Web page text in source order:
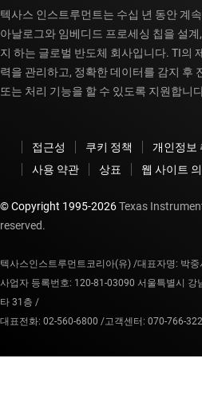
텍사스 인스트루먼트는 수십 년 동안 계
아날로그와 임베디드 프로세싱 칩을 설
지 하는 글로벌 반도체 회사입니다. TI의
력을 관리하고, 정확한 데이터를 감지 후
또는 처리 기능을 할 수 있도록 지원합니
접근성 쿠키 정책 개인정보
사용 약관
상표 웹 사이트
© Copyright 1995-2026Texas
reserved.
텍사스인스트루먼트코리아(유) /대표자명: 박
사업자 등록번호: 120-81-03090 서울특별시 강
타 31층 /
대표전화: 02-560-6800 /고객센터: 070-766-